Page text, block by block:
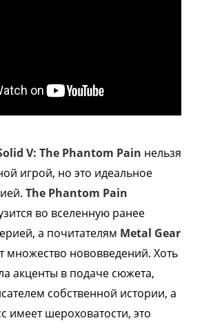
V: The Phantom Pain нельзя
игрой, но это идеальное
The Phantom Pain
во вселенную ранее
а почитателям Metal Gear
множество нововведений. Хоть
акценты в подаче сюжета,
собственной истории, а
имеет шероховатости, это